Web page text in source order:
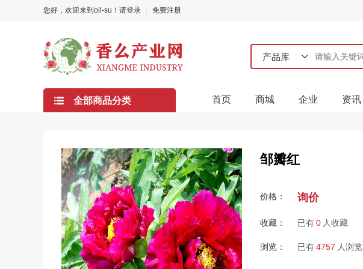
您好，欢迎来到oil-su！ 请登录 免费注册
产品库
企业库
全部商品分类 首页 商城 企业 资讯
邹瓣红
价格： 询价
收藏： 已有0 人收藏
浏览： 已有4757 人浏览